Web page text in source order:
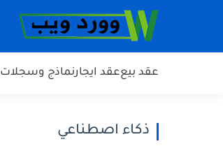
عقد بيععقد ايجارنماذج وسجلات
ذكاء اصطناعي